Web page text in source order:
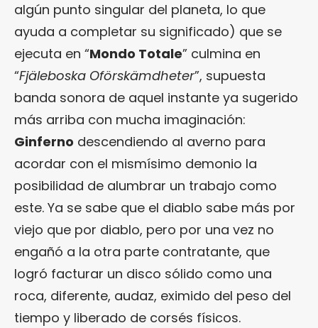
algún punto singular del planeta, lo que
ayuda a completar su significado) que se
ejecuta en “Mondo Totale” culmina en
“Fjäleboska Oförskämdheter”, supuesta
banda sonora de aquel instante ya sugerido
más arriba con mucha imaginación:
Ginferno descendiendo al averno para
acordar con el mismísimo demonio la
posibilidad de alumbrar un trabajo como
este. Ya se sabe que el diablo sabe más por
viejo que por diablo, pero por una vez no
engañó a la otra parte contratante, que
logró facturar un disco sólido como una
roca, diferente, audaz, eximido del peso del
tiempo y liberado de corsés físicos.